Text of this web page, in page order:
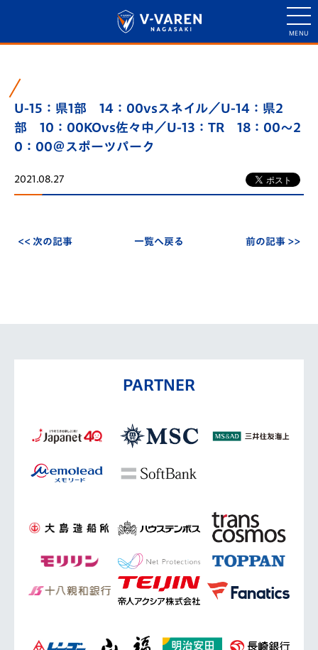
U-15：県1部 14：00vsスネイル／U-14：県2
部 10：00KOvs佐々中／U-13：TR 18：00～2
0：00＠スポーツパーク
2021.08.27
<< 次の記事 一覧へ戻る 前の記事 >>
PARTNER